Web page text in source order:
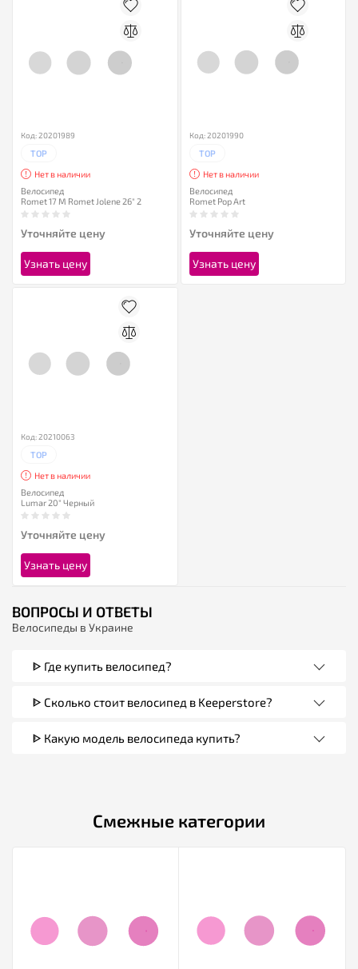
Код: 20201989
TOP
Нет в наличии
Велосипед
Romet 17 M Romet Jolene 26" 2
Уточняйте цену
Узнать цену
Код: 20201990
TOP
Нет в наличии
Велосипед
Romet Pop Art
Уточняйте цену
Узнать цену
Код: 20210063
TOP
Нет в наличии
Велосипед
Lumar 20" Черный
Уточняйте цену
Узнать цену
ВОПРОСЫ И ОТВЕТЫ
Велосипеды в Украине
ᐈ Где купить велосипед?
ᐈ Сколько стоит велосипед в Keeperstore?
ᐈ Какую модель велосипеда купить?
Смежные категории